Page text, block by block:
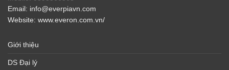
Email: info@everpiavn.com
Website: www.everon.com.vn/
Giới thiệu
DS Đại lý